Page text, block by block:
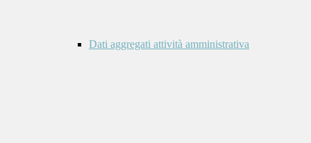
Dati aggregati attività amministrativa